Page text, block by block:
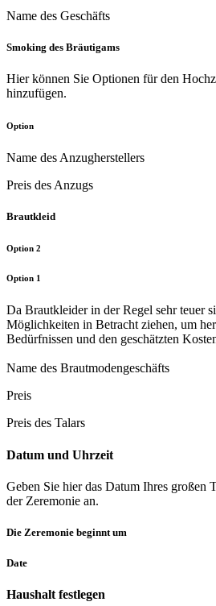
Name des Geschäfts
Smoking des Bräutigams
Hier können Sie Optionen für den
hinzufügen.
Option
Name des Anzugherstellers
Preis des Anzugs
Brautkleid
Option 2
Option 1
Da Brautkleider in der Regel sehr teuer
Möglichkeiten in Betracht ziehen, um
Bedürfnissen und den geschätzten
Name des Brautmodengeschäfts
Preis
Preis des Talars
Datum und Uhrzeit
Geben Sie hier das Datum Ihres großen
der Zeremonie an.
Die Zeremonie beginnt um
Date
Haushalt festlegen